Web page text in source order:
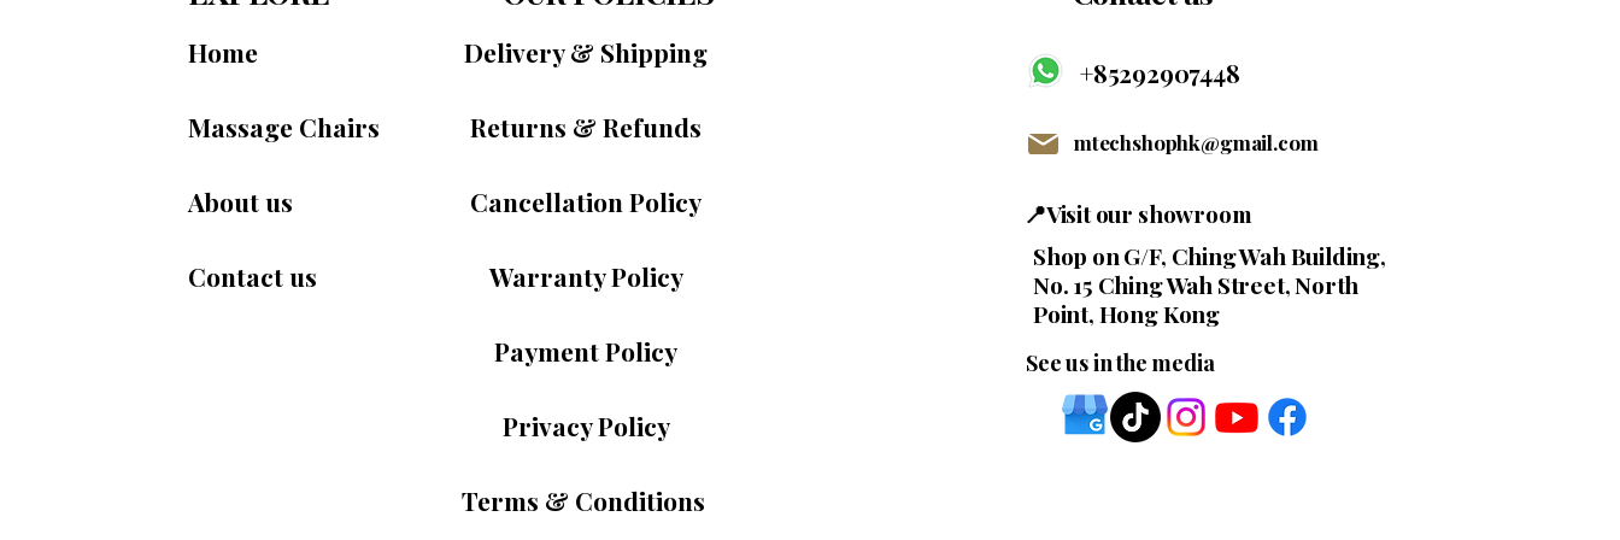
Home
Massage Chairs
About us
Contact us
Delivery & Shipping
Returns & Refunds
Cancellation Policy
Warranty Policy
Payment Policy
Privacy Policy
Terms & Conditions
+85292907448
mtechshophk@gmail.com
📍Visit our showroom
Shop on G/F, Ching Wah Building,
No. 15 Ching Wah Street, North
Point, Hong Kong
See us in the media